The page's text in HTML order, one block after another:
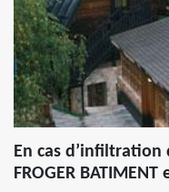
En cas
FROGER